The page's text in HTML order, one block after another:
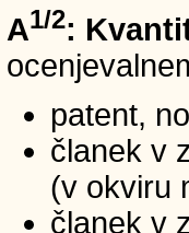
A1/2:
patent,
članek v
(v okviru
članek v